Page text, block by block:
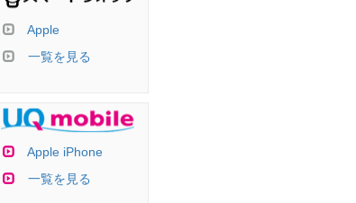
Apple
一覧を見る
Apple iPhone
一覧を見る